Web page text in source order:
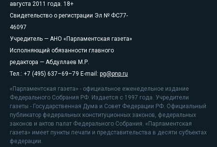
августа 2011 года. 18+
Свидетельство о регистрации Эл № ФС77-
46097
Учредитель — АНО «Парламентская газета»
Исполняющий обязанности главного
редактора — Абдуллаев М.Р.
Тел.: +7 (495) 637–69–79 E-mail: pg@pnp.ru
«Парламентская газета» - официальное еженедельное издание
Федерального Собрания РФ. Издается с 1997 года. Учредители
газеты - Государственная Дума и Совет Федерации РФ. Официальный
публикатор федеральных конституционных законов, федеральных
законов и актов палат Федерального Собрания. «Парламентская
газета» имеет пункты печати и представительства в десяти субъектах
федерации.